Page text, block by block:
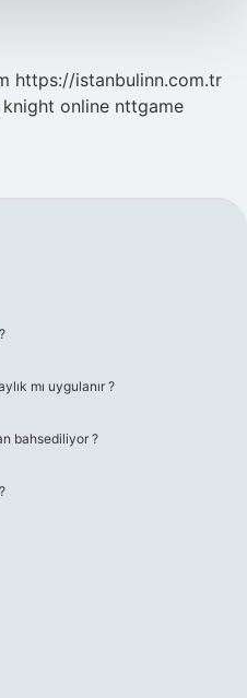
https://istanbulinn.com.tr
knight online nttgame
mı uygulanır ?
bahsediliyor ?